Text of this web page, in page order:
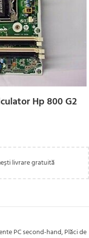
Hp 800 G2
livrare gratuită
PC second-hand,Plăci de